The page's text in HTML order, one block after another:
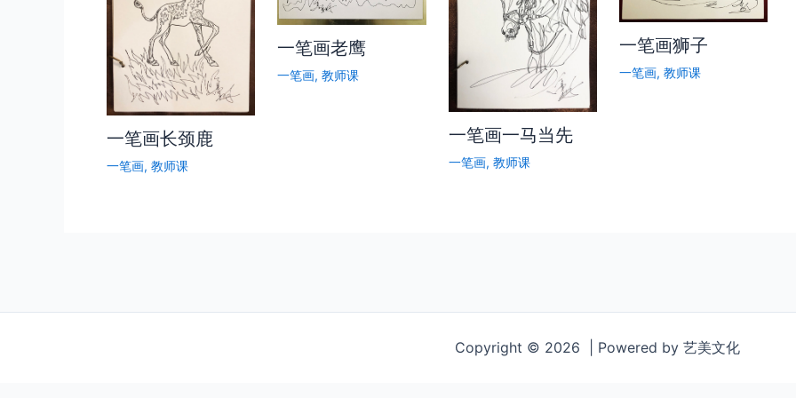
一笔画长颈鹿
一笔画, 教师课
一笔画老鹰
一笔画,教师课
一笔画一马当先
一笔画, 教师课
一笔画狮子
一笔画, 教师课
Copyright © 2026 | Powered by 艺美文化